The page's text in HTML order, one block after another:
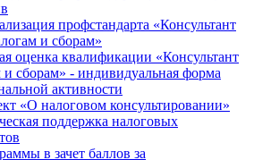
профстандарта «Консультант
и сборам»
оценка квалификации «Консультант
и сборам» - индивидуальная форма
активности
«О налоговом консультировании»
поддержка налоговых
в зачет баллов за